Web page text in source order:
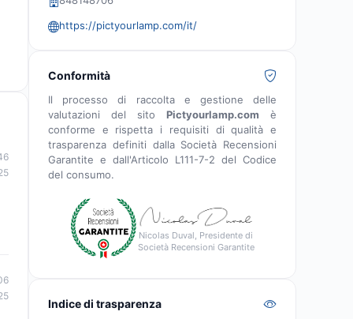
https://pictyourlamp.com/it/
Conformità
Il processo di raccolta e gestione delle
valutazioni del sito Pictyourlamp.com è
conforme e rispetta i requisiti di qualità e
trasparenza definiti dalla Società Recensioni
Garantite e dall'Articolo L111-7-2 del Codice
del consumo.
Nicolas Duval, Presidente di
Società Recensioni Garantite
Indice di trasparenza